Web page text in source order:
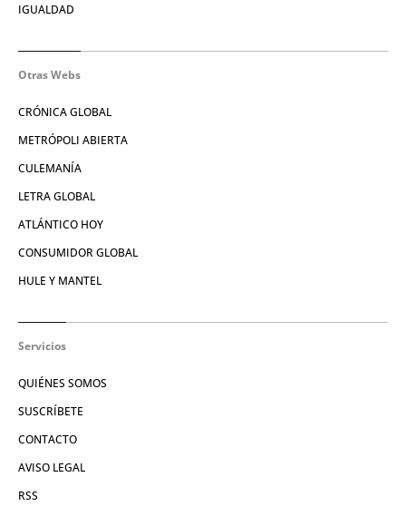
IGUALDAD
Otras Webs
CRÓNICA GLOBAL
METRÓPOLI ABIERTA
CULEMANÍA
LETRA GLOBAL
ATLÁNTICO HOY
CONSUMIDOR GLOBAL
HULE Y MANTEL
Servicios
QUIÉNES SOMOS
SUSCRÍBETE
CONTACTO
AVISO LEGAL
RSS